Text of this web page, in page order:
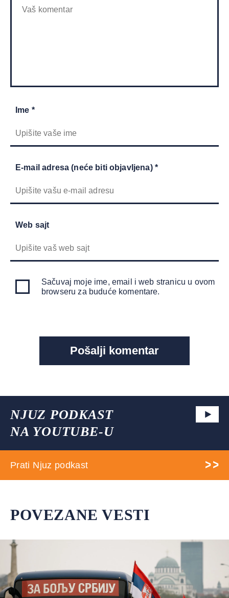
Ime *
E-mail adresa (neće biti objavljena) *
Web sajt
Sačuvaj moje ime, email i web stranicu u ovom
browseru za buduće komentare.
NJUZ PODKAST
NA YOUTUBE-U
Prati Njuz podkast
POVEZANE VESTI